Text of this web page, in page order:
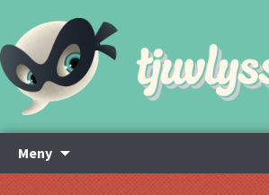
Meny
innehåll